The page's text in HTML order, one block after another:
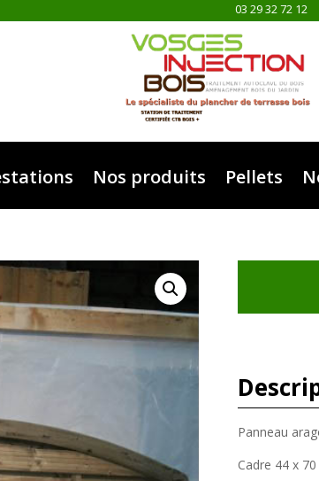
03 29 32 72 12
Nos produits Pellets
Panneau
Cadre 44 x